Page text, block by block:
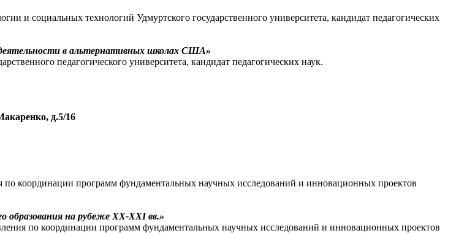
и социальных технологий Удмуртского государственного университета, кандидат педагогических
деятельности в альтернативных школах США»
педагогического университета, кандидат педагогических наук.
д.5/16
по координации программ фундаментальных научных исследований и инновационных проектов
образования на рубеже XX-XXI вв.»
по координации программ фундаментальных научных исследований и инновационных проектов